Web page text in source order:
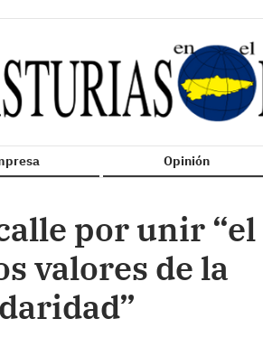
Opinión
por unir “el
valores de la